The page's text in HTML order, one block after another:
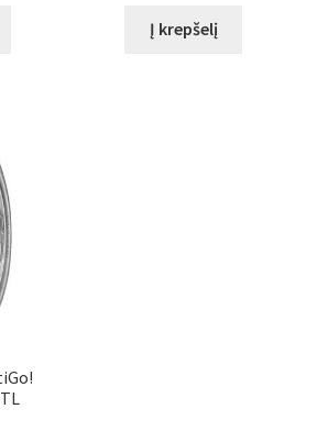
Į krepšelį